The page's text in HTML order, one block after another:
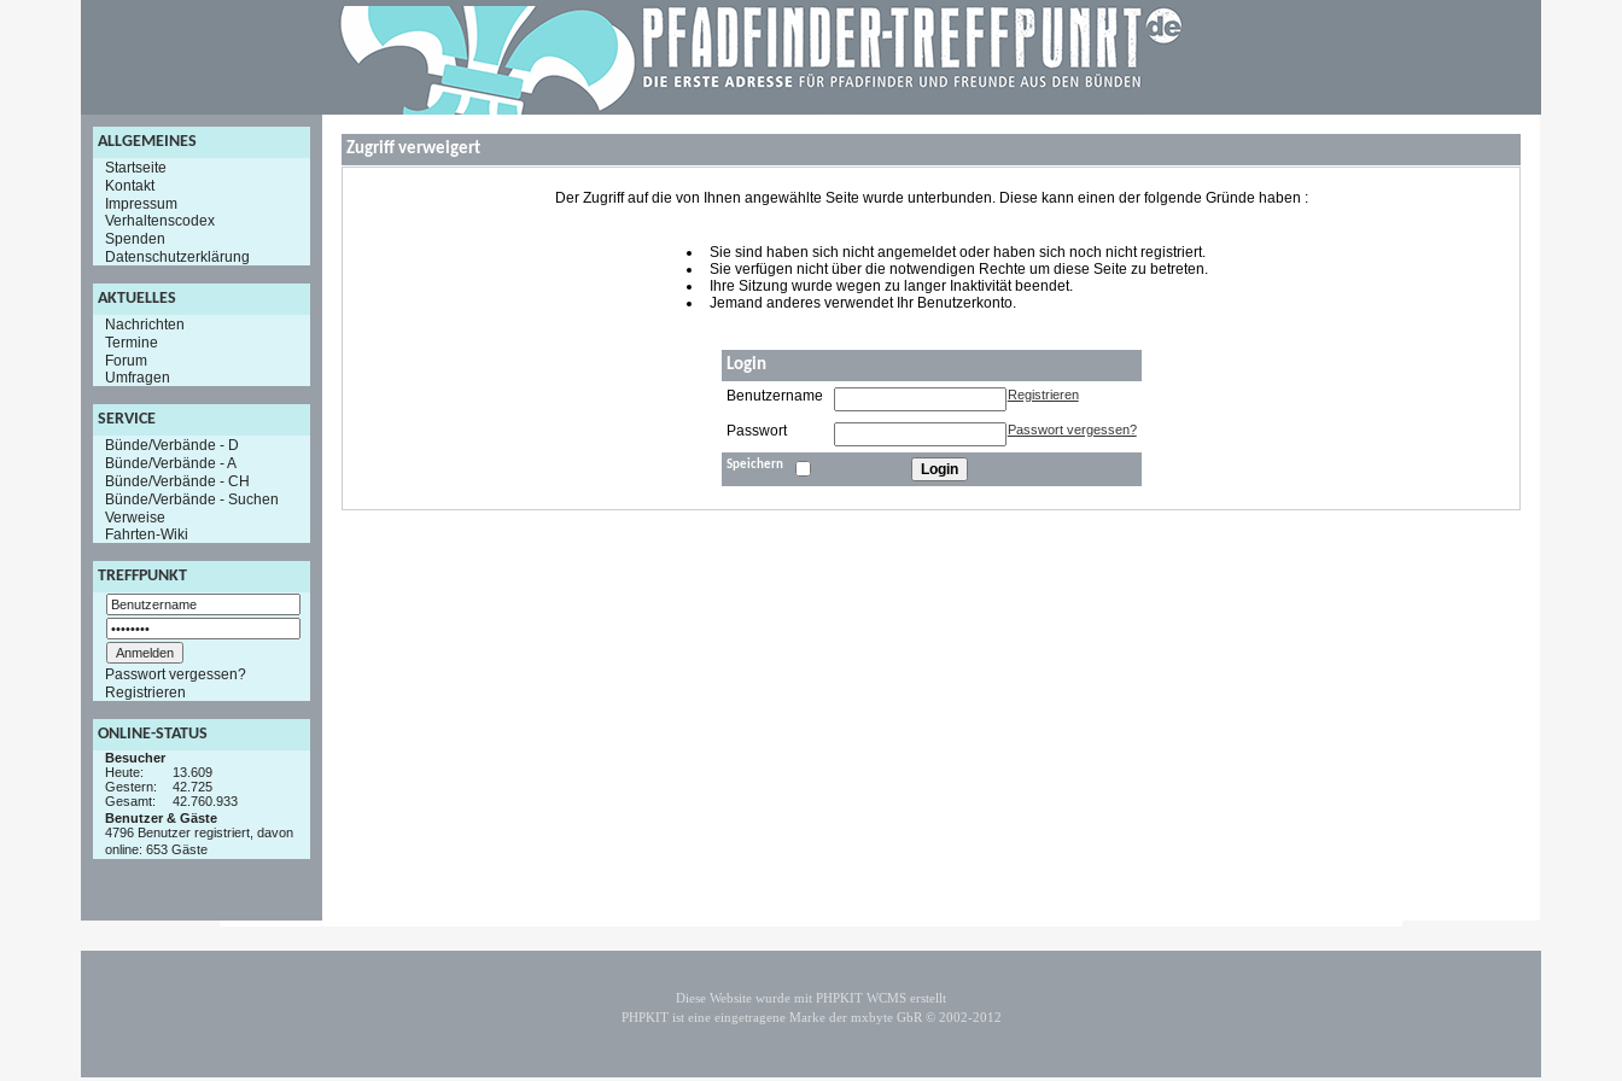
ALLGEMEINES
Startseite
Kontakt
Impressum
Verhaltenscodex
Spenden
Datenschutzerklärung
AKTUELLES
Nachrichten
Termine
Forum
Umfragen
SERVICE
Bünde/Verbände - D
Bünde/Verbände - A
Bünde/Verbände - CH
Bünde/Verbände - Suchen
Verweise
Fahrten-Wiki
TREFFPUNKT
Passwort vergessen?
Registrieren
ONLINE-STATUS
Besucher
Heute:
13.609
Gestern:
42.725
Gesamt:
42.760.933
Benutzer & Gäste
4796 Benutzer registriert, davon
online: 653 Gäste
Zugriff verweigert
Der Zugriff auf die von Ihnen angewählte Seite wurde unterbunden. Diese kann einen der folgende Gründe haben :
Sie sind haben sich nicht angemeldet oder haben sich noch nicht registriert.
Sie verfügen nicht über die notwendigen Rechte um diese Seite zu betreten.
Ihre Sitzung wurde wegen zu langer Inaktivität beendet.
Jemand anderes verwendet Ihr Benutzerkonto.
Login
Benutzername Registrieren
Passwort Passwort vergessen?
Speichern
Diese Website wurde mit PHPKIT WCMS erstellt
PHPKIT ist eine eingetragene Marke der mxbyte GbR © 2002-2012